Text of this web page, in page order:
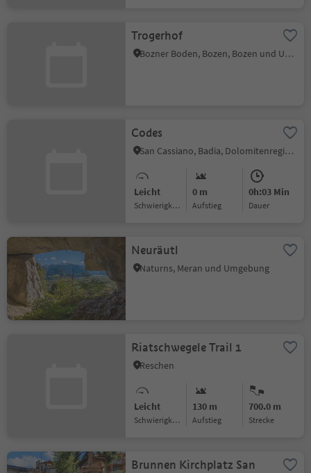
Trogerhof
Bozner Boden, Bozen, Bozen und Umgebung
Codes
San Cassiano, Badia, Dolomitenregion Alta Badia
Leicht
Schwierigkeitsgrad
0 m
Aufstieg
0h:03 Min
Dauer
Neuräutl
Naturns, Meran und Umgebung
Riatschwegele Trail 1
Reschen
Leicht
Schwierigkeitsgrad
130 m
Aufstieg
700.0 m
Strecke
Brunnen Kirchplatz San